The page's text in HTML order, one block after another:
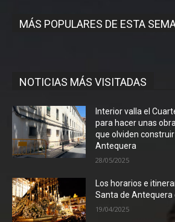
MÁS POPULARES DE ESTA
NOTICIAS MÁS VISITADAS
Interior valla el
para hacer unas
que olviden
Antequera
28/05/2025
Los horarios e
Santa de Antequera
19/04/2025